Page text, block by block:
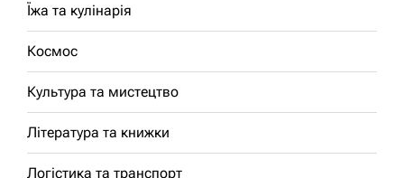
Їжа та кулінарія
Космос
Культура та мистецтво
Література та книжки
Логістика та транспорт